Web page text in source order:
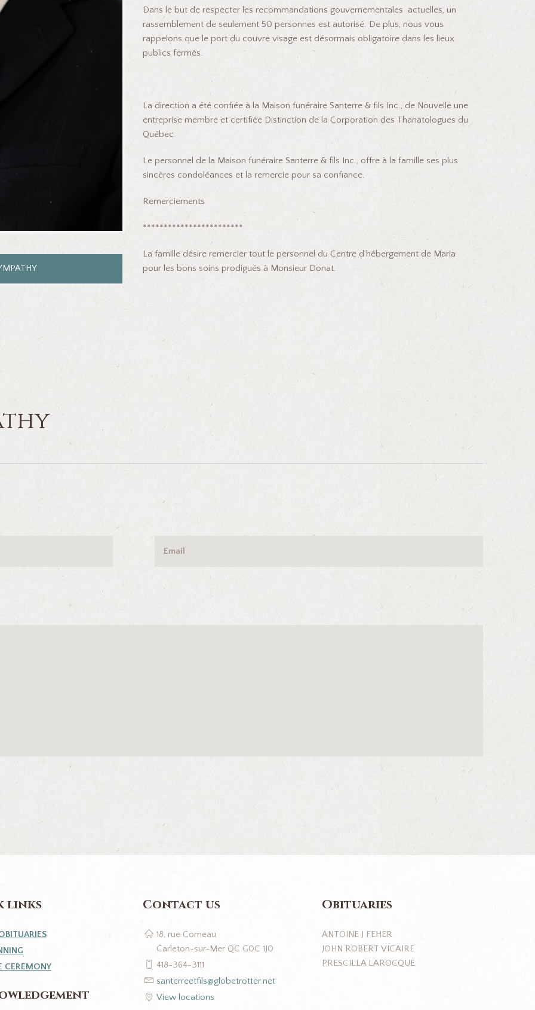
Dans le but de respecter les recommandations gouvernementales actuelles, un
rassemblement de seulement 50 personnes est autorisé. De plus, nous vous
rappelons que le port du couvre visage est désormais obligatoire dans les lieux
publics fermés.
La direction a été confiée à la Maison funéraire Santerre & fils Inc., de Nouvelle une
entreprise membre et certifiée Distinction de la Corporation des Thanatologues du
Québec.
Le personnel de la Maison funéraire Santerre & fils Inc., offre à la famille ses plus
sincères condoléances et la remercie pour sa confiance.
Remerciements
************************
La famille désire remercier tout le personnel du Centre d’hébergement de Maria
pour les bons soins prodigués à Monsieur Donat.
links
CEREMONY
Contact us
18, rue Comeau
Carleton-sur-Mer QC G0C 1J0
418-364-3111
santerreetfils@globetrotter.net
View locations
Obituaries
ANTOINE J FEHER
JOHN ROBERT VICAIRE
PRESCILLA LAROCQUE